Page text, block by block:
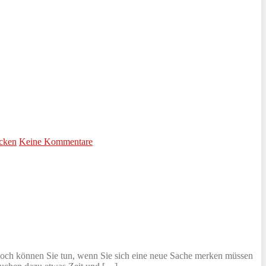
Keine Kommentare
können Sie tun, wenn Sie sich eine neue Sache merken müssen